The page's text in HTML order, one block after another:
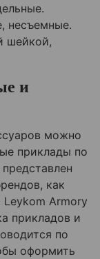
несъемные.
шейкой,
и
можно
приклады по
как
Leykom Armory
прикладов и
по
оформить